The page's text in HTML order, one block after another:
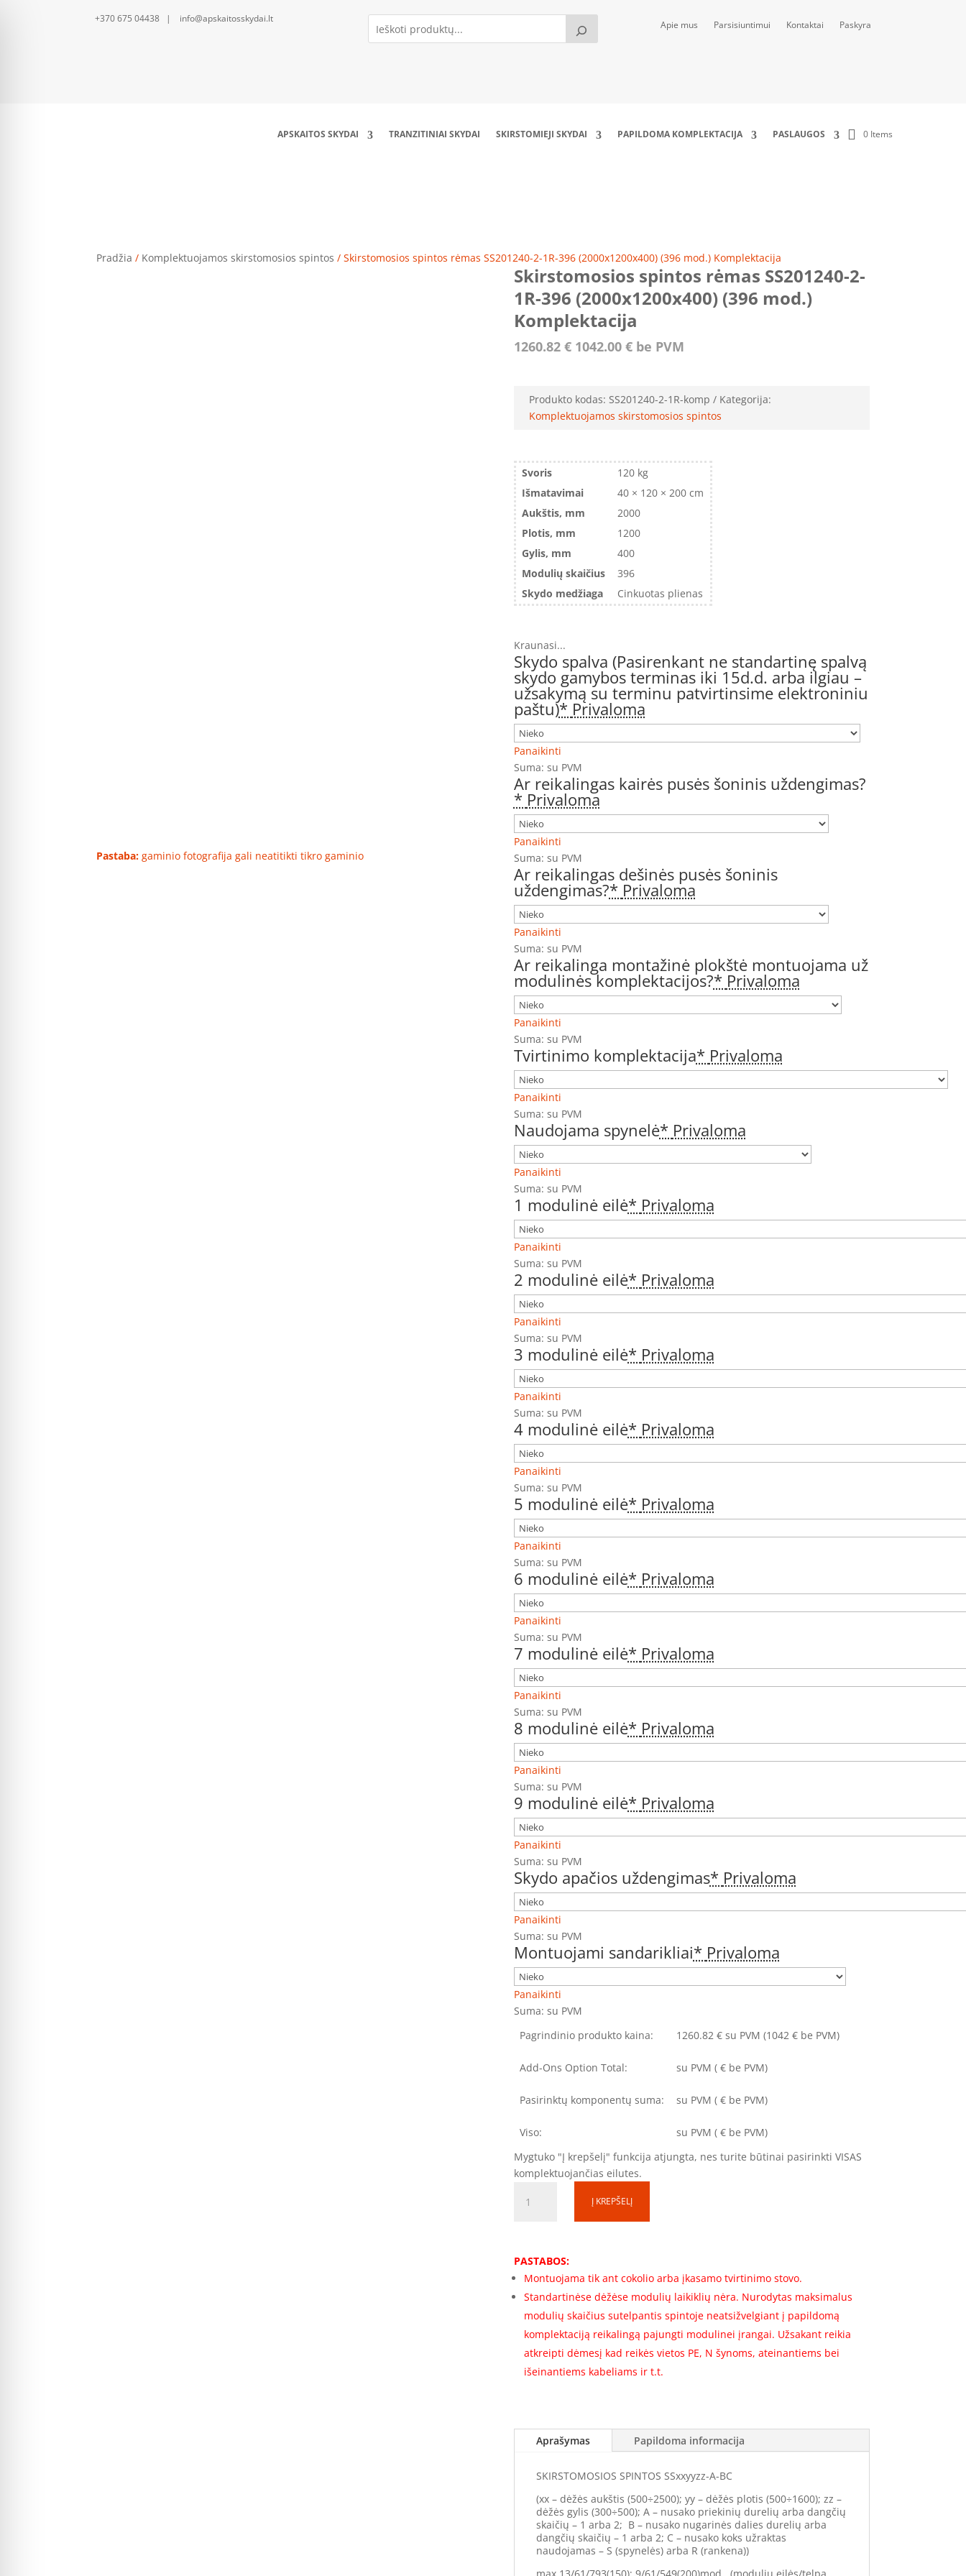
+370 675 04438 | info@apskaitosskydai.lt
Apie mus Parsisiuntimui Kontaktai Paskyra
APSKAITOS SKYDAI TRANZITINIAI SKYDAI SKIRSTOMIEJI SKYDAI PAPILDOMA KOMPLEKTACIJA PASLAUGOS 0 Items
Pradžia / Komplektuojamos skirstomosios spintos / Skirstomosios spintos rėmas SS201240-2-1R-396 (2000x1200x400) (396 mod.) Komplektacija
Pastaba: gaminio fotografija gali neatitikti tikro gaminio
Skirstomosios spintos rėmas SS201240-2-
1R-396 (2000x1200x400) (396 mod.)
Komplektacija
1260.82 € 1042.00 €be PVM
Produkto kodas: SS201240-2-1R-komp
Kategorija:
Komplektuojamos skirstomosios spintos
Svoris
120 kg
Išmatavimai
40 × 120 × 200 cm
Aukštis, mm
2000
Plotis, mm
1200
Gylis, mm
400
Modulių skaičius
396
Skydo medžiaga
Cinkuotas plienas
Kraunasi...
Skydo spalva (Pasirenkant ne standartinę spalvą
skydo gamybos terminas iki 15d.d. arba ilgiau –
užsakymą su terminu patvirtinsime elektroniniu
paštu)* Privaloma
Panaikinti
Suma: su PVM
Ar reikalingas kairės pusės šoninis uždengimas?
* Privaloma
Panaikinti
Suma: su PVM
Ar reikalingas dešinės pusės šoninis
uždengimas?* Privaloma
Panaikinti
Suma: su PVM
Ar reikalinga montažinė plokštė montuojama už
modulinės komplektacijos?* Privaloma
Panaikinti
Suma: su PVM
Tvirtinimo komplektacija* Privaloma
Panaikinti
Suma: su PVM
Naudojama spynelė* Privaloma
Panaikinti
Suma: su PVM
1 modulinė eilė* Privaloma
Panaikinti
Suma: su PVM
2 modulinė eilė* Privaloma
Panaikinti
Suma: su PVM
3 modulinė eilė* Privaloma
Panaikinti
Suma: su PVM
4 modulinė eilė* Privaloma
Panaikinti
Suma: su PVM
5 modulinė eilė* Privaloma
Panaikinti
Suma: su PVM
6 modulinė eilė* Privaloma
Panaikinti
Suma: su PVM
7 modulinė eilė* Privaloma
Panaikinti
Suma: su PVM
8 modulinė eilė* Privaloma
Panaikinti
Suma: su PVM
9 modulinė eilė* Privaloma
Panaikinti
Suma: su PVM
Skydo apačios uždengimas* Privaloma
Panaikinti
Suma: su PVM
Montuojami sandarikliai* Privaloma
Panaikinti
Suma: su PVM
Pagrindinio produkto kaina:
1260.82€ su PVM (1042 € be PVM)
Add-Ons Option Total: su PVM ( € be PVM)
Pasirinktų komponentų suma: su PVM ( € be PVM)
Viso: su PVM ( € be PVM)
Mygtuko "Į krepšelį" funkcija atjungta, nes turite būtinai pasirinkti VISAS
komplektuojančias eilutes.
kiekis:
Skirstomosios
rėmas
SS201240-
1R-
396
(2000x1200x400)
(396
mod.)
Į KREPŠELĮ
PASTABOS:
Montuojama tik ant cokolio arba įkasamo tvirtinimo stovo.
Standartinėse dėžėse modulių laikiklių nėra. Nurodytas maksimalus
modulių skaičius sutelpantis spintoje neatsižvelgiant į papildomą
komplektaciją reikalingą pajungti modulinei įrangai. Užsakant reikia
atkreipti dėmesį kad reikės vietos PE, N šynoms, ateinantiems bei
išeinantiems kabeliams ir t.t.
Aprašymas Papildoma informacija
SKIRSTOMOSIOS SPINTOS SSxxyyzz-A-BC
(xx – dėžės aukštis (500÷2500); yy – dėžės plotis (500÷1600); zz –
dėžės gylis (300÷500); A – nusako priekinių durelių arba dangčių
skaičių – 1 arba 2; B – nusako nugarinės dalies durelių arba
dangčių skaičių – 1 arba 2; C – nusako koks užraktas
naudojamas – S (spynelės) arba R (rankena))